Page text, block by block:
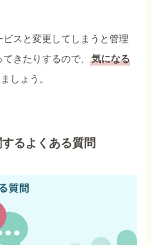
スと変更してしまうと管理
てきたりするので、気になる
しょう。
るよくある質問